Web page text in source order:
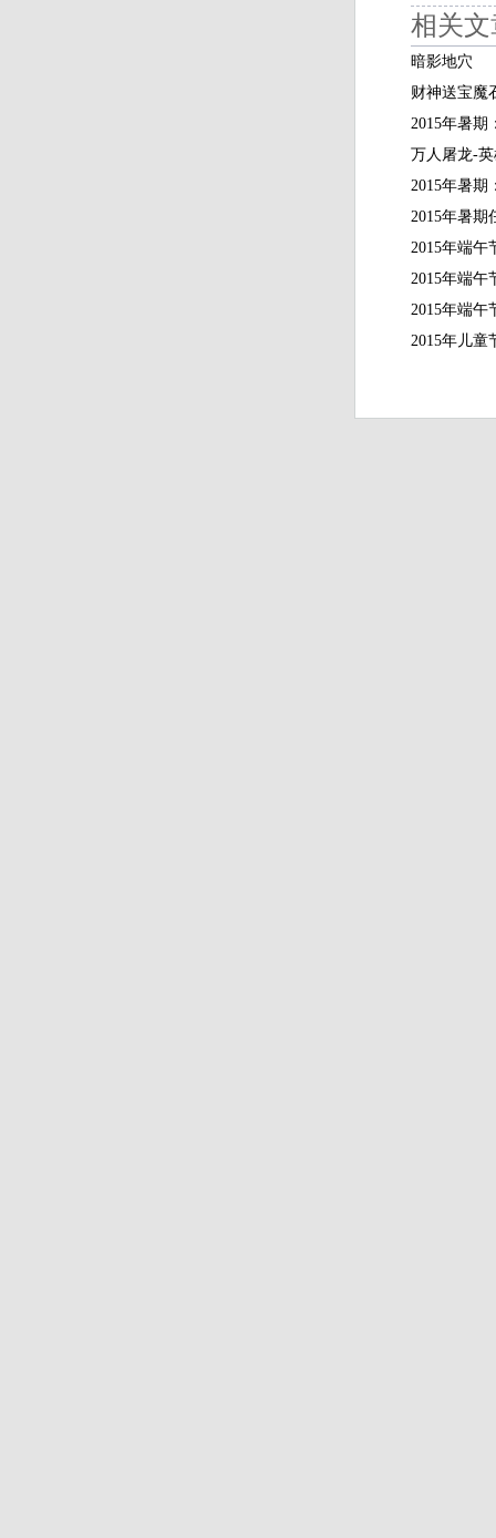
相关文
暗影地穴
财神送宝魔
2015年暑期
万人屠龙-
2015年暑期
2015年暑期
2015年端午
2015年端午
2015年端午
2015年儿童